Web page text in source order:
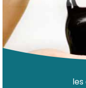
les